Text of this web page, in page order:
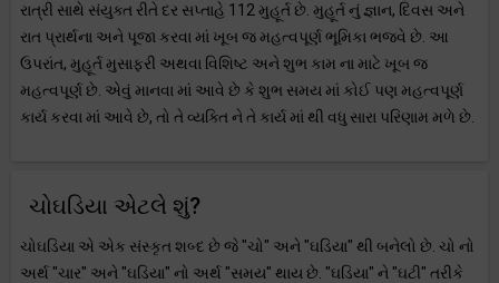
રાત્રી સાથે સંયુક્ત રીતે દર સપ્તાહે 112 મુહૂર્ત છે. મુહૂર્ત નું જ્ઞાન, દિવસ અને
રાત પ્રાર્થના અને પૂજા કરવા માં ખૂબ જ મહત્વપૂર્ણ ભૂમિકા ભજવે છે. આ
ઉપરાંત, મુહૂર્ત મુસાફરી અથવા વિશિષ્ટ અને શુભ કામ ના માટે ખૂબ જ
મહત્વપૂર્ણ છે. એવું માનવા માં આવે છે કે શુભ સમય માં કોઈ પણ મહત્વપૂર્ણ
કાર્ય કરવા માં આવે છે, તો તે વ્યક્તિ ને તે કાર્ય માં થી વધુ સારા પરિણામ મળે છે.
ચોઘડિયા એટલે શું?
ચોઘડિયા એ એક સંસ્કૃત શબ્દ છે જે "ચો" અને "ઘડિયા" થી બનેલો છે. ચો નો
અર્થ "ચાર" અને "ઘડિયા" નો અર્થ "સમય" થાય છે. "ઘડિયા" ને "ઘટી" તરીકે